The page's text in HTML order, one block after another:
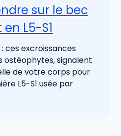
sur le bec
L5-S1
ces excroissances
ostéophytes, signalent
de votre corps pour
L5-S1 usée par